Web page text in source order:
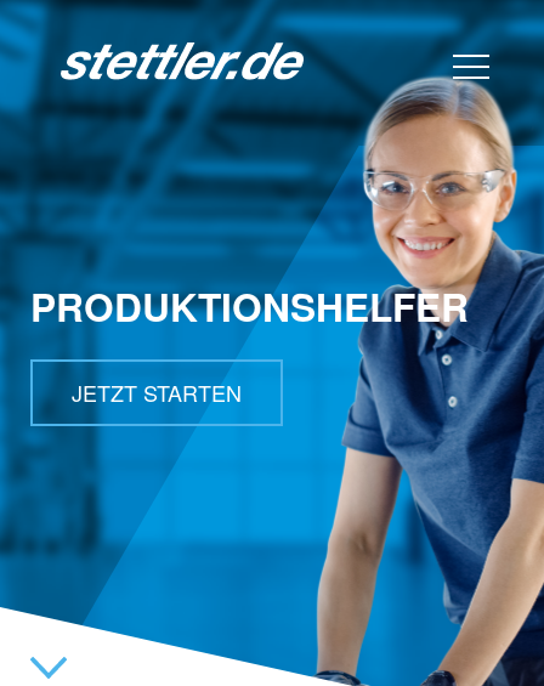
PRODUKTIONS­HELFER
JETZT STARTEN